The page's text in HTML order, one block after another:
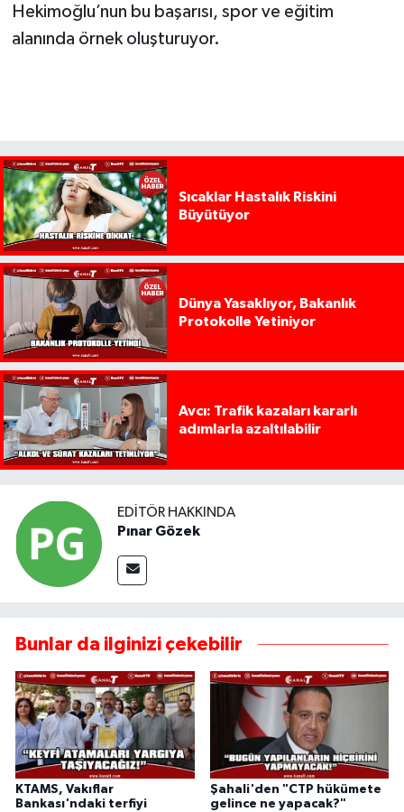
Hekimoğlu’nun bu başarısı, spor ve eğitim
alanında örnek oluşturuyor.
Sıcaklar Hastalık Riskini
Büyütüyor
Dünya Yasaklıyor, Bakanlık
Protokolle Yetiniyor
Avcı: Trafik kazaları kararlı
adımlarla azaltılabilir
EDITÖR HAKKINDA
Pınar Gözek
Bunlar da ilginizi çekebilir
KTAMS, Vakıflar
Bankası'ndaki terfiyi
Şahali'den "CTP hükümete
gelince ne yapacak?"